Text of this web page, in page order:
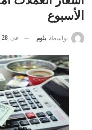
الأسبوع
بواسطة بلوم في 28 أبريل , 2024 - 10:55 ص